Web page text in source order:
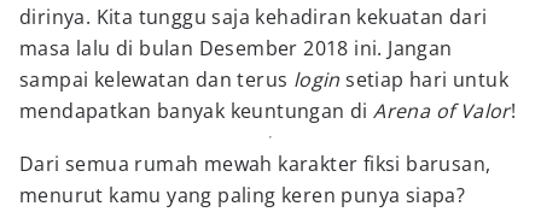
dirinya. Kita tunggu saja kehadiran kekuatan dari
masa lalu di bulan Desember 2018 ini. Jangan
sampai kelewatan dan terus login setiap hari untuk
mendapatkan banyak keuntungan diArena of Valor!
Dari semua rumah mewah karakter fiksi barusan,
menurut kamu yang paling keren punya siapa?